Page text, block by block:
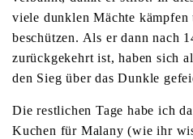
viele dunklen Mächte kämpfen
beschützen. Als er dann nach
zurückgekehrt ist, haben sich
den Sieg über das Dunkle
Die restlichen Tage habe ich
Kuchen für Malany (wie ihr